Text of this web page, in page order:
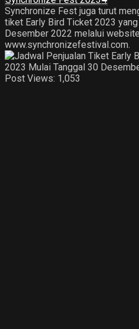
Synchronize Fest juga turut
tiket Early Bird Ticket 2023
Desember 2022 melalui
www.synchronizefestival.com.
Post Views: 1,053